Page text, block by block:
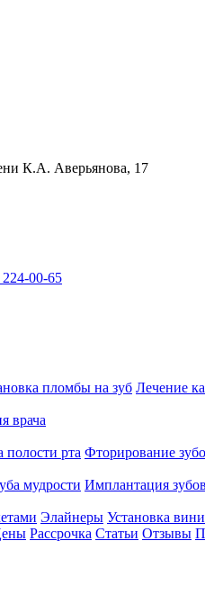
К.А. Аверьянова, 17
00-65
пломбы на зуб Лечение
врача
полости рта Фторирование
мудрости Имплантация зубов
Элайнеры Установка
Рассрочка Статьи Отзывы